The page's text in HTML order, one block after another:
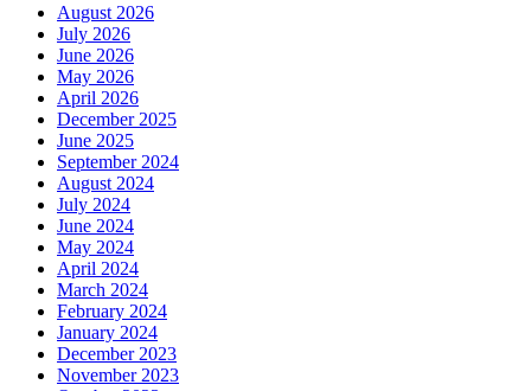
August 2026
July 2026
June 2026
May 2026
April 2026
December 2025
June 2025
September 2024
August 2024
July 2024
June 2024
May 2024
April 2024
March 2024
February 2024
January 2024
December 2023
November 2023